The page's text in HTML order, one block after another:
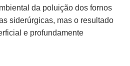
da poluição dos fornos
siderúrgicas, mas o resultado
e profundamente